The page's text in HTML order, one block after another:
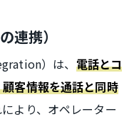
連携）
）は、 電話とコ
客情報を通話と同時
より、オペレーター